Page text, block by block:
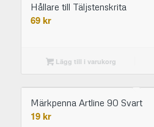
Hållare till Täljstenskrita
69kr
Lägg till i varukorg
Märkpenna Artline 90 Svart
19kr